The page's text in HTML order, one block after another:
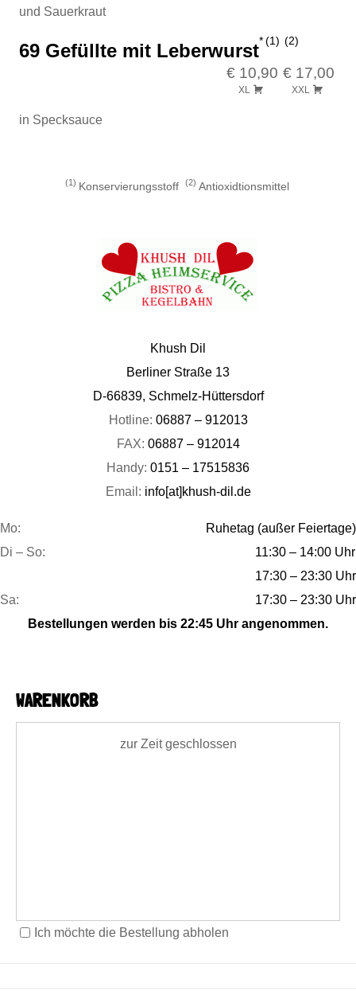
und Sauerkraut
69 Gefüllte mit Leberwurst 1 2
€ 10,90
XL
€ 17,00
XXL
in Specksauce
1 Konservierungsstoff 2 Antioxidtionsmittel
Khush Dil
Berliner Straße 13
D-66839, Schmelz-Hüttersdorf
Hotline: 06887 – 912013
FAX: 06887 – 912014
Handy: 0151 – 17515836
Email: info[at]khush-dil.de
Mo:
Ruhetag (außer Feiertage)
Di – So:
11:30 – 14:00 Uhr
17:30 – 23:30 Uhr
Sa:
17:30 – 23:30 Uhr
Bestellungen werden bis 22:45 Uhr angenommen.
WARENKORB
zur Zeit geschlossen
Ich möchte die Bestellung abholen